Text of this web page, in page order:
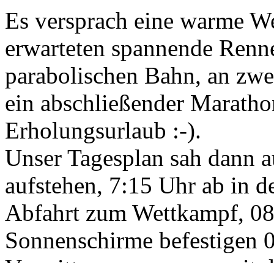
Es versprach eine warme
erwarteten spannende
parabolischen Bahn, an
ein abschließender
Erholungsurlaub :-).
Unser Tagesplan sah
aufstehen, 7:15 Uhr ab in
Abfahrt zum Wettkampf,
Sonnenschirme befestigen